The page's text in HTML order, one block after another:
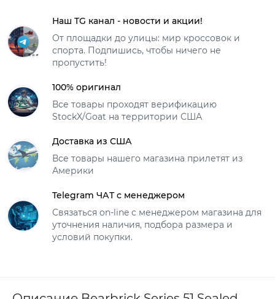
Наш TG канал - новости и акции!
От площадки до улицы: мир кроссовок и
спорта. Подпишись, чтобы ничего не
пропустить!
100% оригинал
Все товары проходят верификацию
StockX/Goat на территории США
Доставка из США
Все товары нашего магазина прилетят из
Америки
Telegram ЧАТ с менеджером
Связаться on-line с менеджером магазина для
уточнения наличия, подбора размера и
условий покупки.